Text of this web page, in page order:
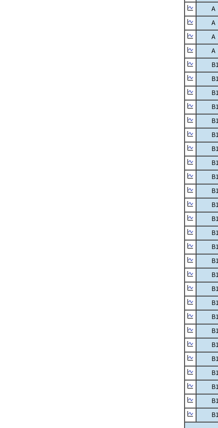
A
A
A
A
B1
B1
B1
B1
B1
B1
B1
B1
B1
B1
B1
B1
B1
B1
B1
B1
B1
B1
B1
B1
B1
B1
B1
B1
B1
B1